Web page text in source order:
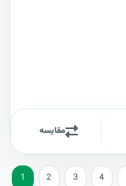
مقایسه
1 2 3 4